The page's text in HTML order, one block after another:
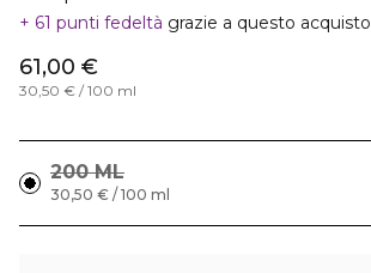
61 punti fedeltà grazie a questo acquisto
61,00 €
30,50 € / 100 ml
200 ML
30,50 € / 100 ml